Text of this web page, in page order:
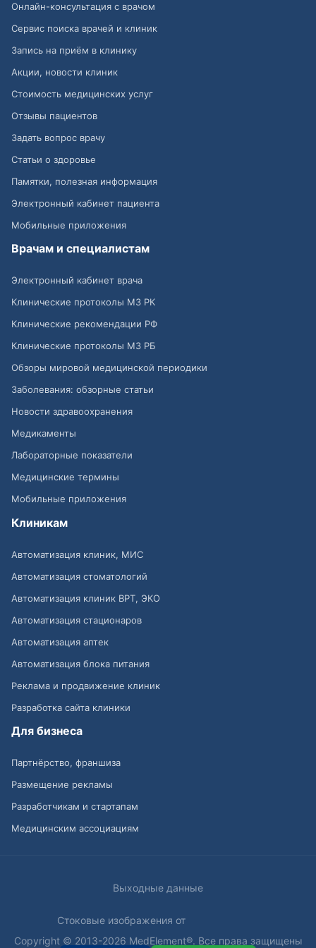
Онлайн-консультация с врачом
Сервис поиска врачей и клиник
Запись на приём в клинику
Акции, новости клиник
Стоимость медицинских услуг
Отзывы пациентов
Задать вопрос врачу
Статьи о здоровье
Памятки, полезная информация
Электронный кабинет пациента
Мобильные приложения
Врачам и специалистам
Электронный кабинет врача
Клинические протоколы МЗ РК
Клинические рекомендации РФ
Клинические протоколы МЗ РБ
Обзоры мировой медицинской периодики
Заболевания: обзорные статьи
Новости здравоохранения
Медикаменты
Лабораторные показатели
Медицинские термины
Мобильные приложения
Клиникам
Автоматизация клиник, МИС
Автоматизация стоматологий
Автоматизация клиник ВРТ, ЭКО
Автоматизация стационаров
Автоматизация аптек
Автоматизация блока питания
Реклама и продвижение клиник
Разработка сайта клиники
Для бизнеса
Партнёрство, франшиза
Размещение рекламы
Разработчикам и стартапам
Медицинским ассоциациям
Выходные данные
Стоковые изображения от
Copyright © 2013-2026 MedElement®. Все права защищены